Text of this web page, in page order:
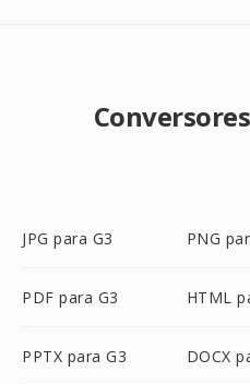
JPG para G3 PNG
PDF para G3 HTML
PPTX para G3 DOCX